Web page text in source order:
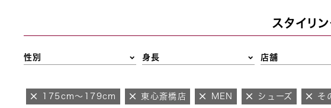
スタイリ
性別 身長 店舗
175cm～179cm 東心斎橋店 MEN シューズ そ